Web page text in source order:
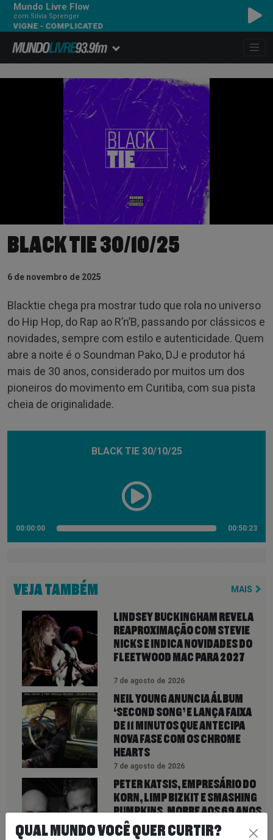
Mundo Livre Flow
com Silvia Sprenger
- COMPLICATED
BLACK TIE 30/10/25
6 de novembro de 2025
Blacktie chega pra mostrar tudo que rola no universo
do Hip Hop, do Rap ao R’n’B, passando por clássicos e
novidades, sempre com estilo e autenticidade. Quem
abre a noite é o Soundman Pako, DJ e produtor há
mais de 30 anos, considerado por muitos um dos
pioneiros do movimento em Curitiba, com sua pista
cheia de originalidade.
BLACK TIE 30/10/25
00:00:00 00:50:23
VEJA TAMBÉM MAIS
LINDSEY BUCKINGHAM REVELA
REAPROXIMAÇÃO COM STEVIE
NICKS E INDICA NOVIDADES DO
FLEETWOOD MAC PARA 2027
7 de agosto de 2026
NEIL YOUNG ANUNCIA ÁLBUM
‘SECOND SONG’ E LANÇA FAIXA
DE 11 MINUTOS QUE ANTECIPA
NOVA FASE COM OS CHROME
HEARTS
7 de agosto de 2026
PETER KATSIS, EMPRESÁRIO DO
KORN, LIMP BIZKIT E SMASHING
PUMPKINS, MORRE AOS 69 ANOS
QUAL MUNDO VOCÊ QUER CURTIR?